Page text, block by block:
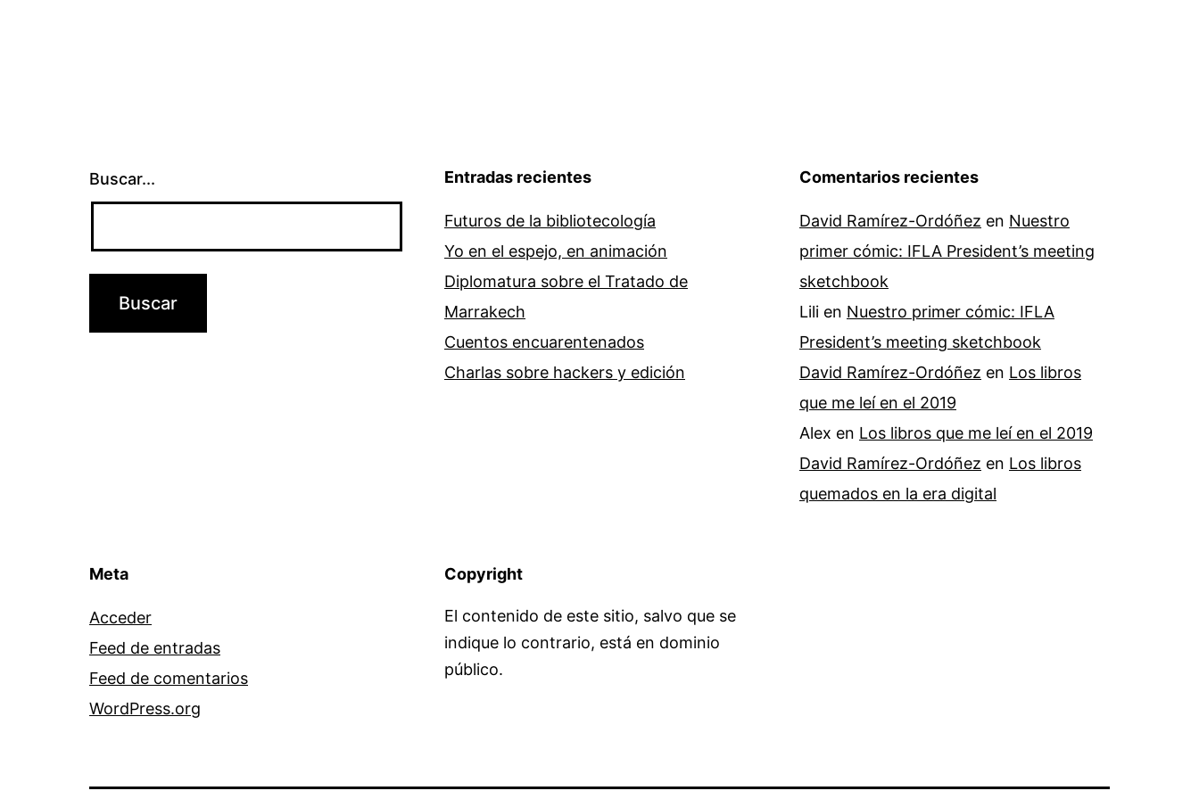
Buscar... Entradas recientes
Futuros de la bibliotecología
Yo en el espejo, en animación
Diplomatura sobre el Tratado de
Marrakech
Cuentos encuarentenados
Charlas sobre hackers y edición
Comentarios recientes
David Ramírez-Ordóñez en Nuestro
primer cómic: IFLA President’s meeting
sketchbook
Lili en Nuestro primer cómic: IFLA
President’s meeting sketchbook
David Ramírez-Ordóñez en Los libros
que me leí en el 2019
Alex en Los libros que me leí en el 2019
David Ramírez-Ordóñez en Los libros
quemados en la era digital
Meta
Acceder
Feed de entradas
Feed de comentarios
WordPress.org
Copyright
El contenido de este sitio, salvo que se
indique lo contrario, está en dominio
público.